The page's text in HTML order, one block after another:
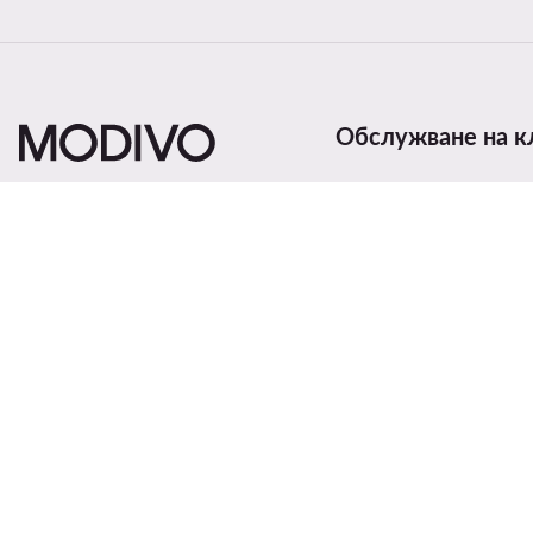
Обслужване на